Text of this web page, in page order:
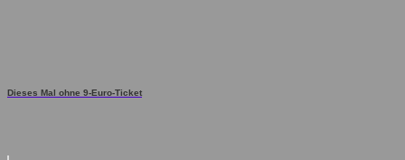
Dieses Mal ohne 9-Euro-Ticket